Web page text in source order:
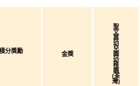
分獎勵 金獎
聖
文
嘉
幼
兒
園
幼
稚
園
(荃
灣)